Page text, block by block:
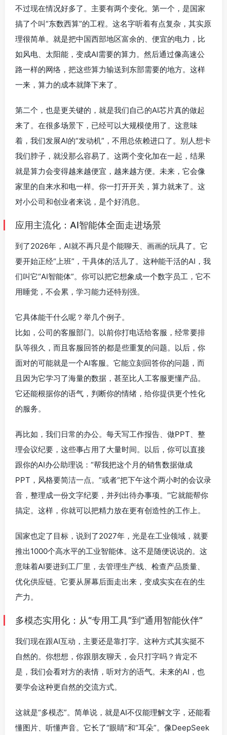
不过现在情况好多了。主要有两个变化。第一个，是国家
搞了个叫“东数西算”的工程。这名字听着有点复杂，其实原
理很简单。就是把中国西部地区富余的、便宜的电力，比
如风电、太阳能，变成AI需要的算力。然后通过像高速公
路一样的网络，把这些算力输送到东部需要的地方。这样
一来，算力的成本就降下来了。
第二个，也是更关键的，就是我们自己的AI芯片真的做起
来了。在很多场景下，已经可以大规模使用了。这意味
着，我们发展AI的“发动机”，不用总依赖进口了。别人想卡
我们脖子，就没那么容易了。这两个变化加在一起，结果
就是算力会变得越来越便宜，越来越方便。未来，它会像
家里的自来水和电一样。你一打开开关，算力就来了。这
对小公司和创业者来说，是个好消息。
应用主流化：AI智能体全面走进场景
到了2026年，AI就不再只是个能聊天、画画的玩具了。它
要开始正经“上班”，干具体的活儿了。这种能干活的AI，我
们叫它“AI智能体”。你可以把它想象成一个数字员工，它不
用睡觉，不会累，学习能力还特别强。
它具体能干什么呢？举几个例子。
比如，公司的客服部门。以前你打电话给客服，经常要排
队等很久，而且客服回答的都是些重复的问题。以后，你
面对的可能就是一个AI客服。它能立刻回答你的问题，而
且因为它学习了海量的数据，甚至比人工客服更懂产品。
它还能根据你的语气，判断你的情绪，给你提供更个性化
的服务。
再比如，我们日常的办公。每天写工作报告、做PPT、整
理会议纪要，这些事占用了大量时间。以后，你可以直接
跟你的AI办公助理说：“帮我把这个月的销售数据做成
PPT，风格要简洁一点。”或者“把下午这个两小时的会议录
音，整理成一份文字纪要，并列出待办事项。”它就能帮你
搞定。这样，你就可以把精力放在更有创造性的工作上。
国家也定了目标，说到了2027年，光是在工业领域，就要
推出1000个高水平的工业智能体。这不是随便说说的。这
意味着AI要进到工厂里，去管理生产线、检查产品质量、
优化供应链。它要从屏幕后面走出来，变成实实在在的生
产力。
多模态实用化：从“专用工具”到“通用智能伙伴”
我们现在跟AI互动，主要还是靠打字。这种方式其实挺不
自然的。你想想，你跟朋友聊天，会只打字吗？肯定不
是，我们会看对方的表情，听对方的语气。未来的AI，也
要学会这种更自然的交流方式。
这就是“多模态”。简单说，就是AI不仅能理解文字，还能看
懂图片、听懂声音。它长了“眼睛”和“耳朵”。像DeepSeek